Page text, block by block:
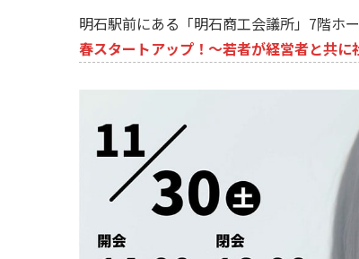
明石駅前にある「明石商工会議所」7階ホ
春スタートアップ！～若者が経営者と共に